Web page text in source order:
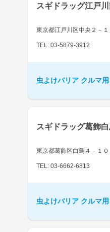
スギドラッグ江戸
東京都江戸川区中央２－１
TEL: 03-5879-3912
虫よけバリア クルマ
スギドラッグ葛飾
東京都葛飾区白鳥４－１
TEL: 03-6662-6813
虫よけバリア クルマ